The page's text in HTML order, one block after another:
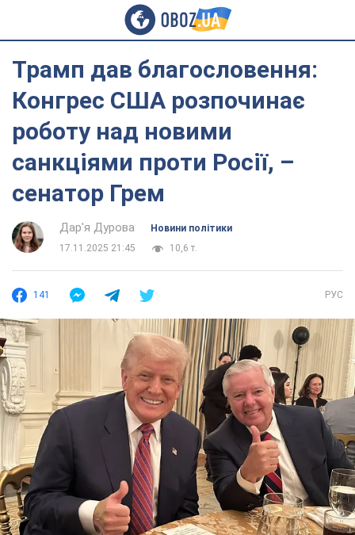
Трамп дав благословення:
Конгрес США розпочинає
роботу над новими
санкціями проти Росії, –
сенатор Грем
Дар'я Дурова
Новини політики
17.11.2025 21:45
10,6 т.
141 РУС